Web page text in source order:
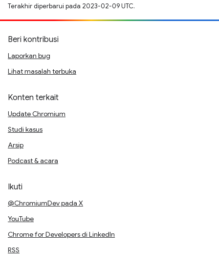
Terakhir diperbarui pada 2023-02-09 UTC.
Beri kontribusi
Laporkan bug
Lihat masalah terbuka
Konten terkait
Update Chromium
Studi kasus
Arsip
Podcast & acara
Ikuti
@ChromiumDev pada X
YouTube
Chrome for Developers di LinkedIn
RSS